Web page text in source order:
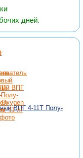
дней.
ВПГ 4-11Т Полу-